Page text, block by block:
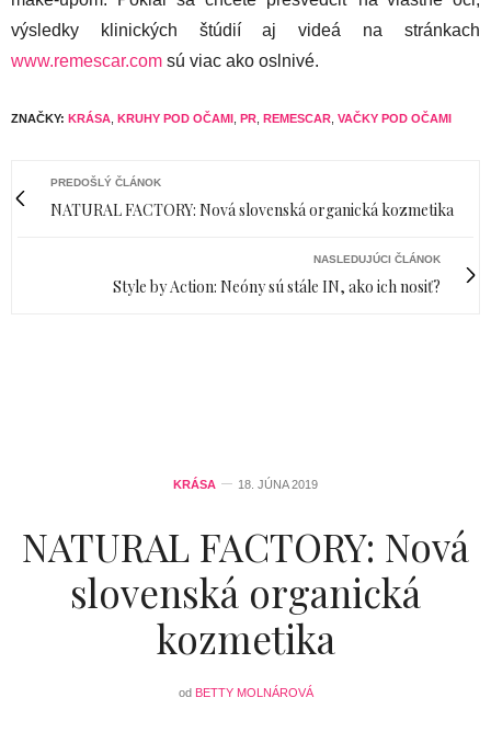
výsledky klinických štúdií aj videá na stránkach
www.remescar.com sú viac ako oslnivé.
ZNAČKY: KRÁSA KRUHY POD OČAMI PR REMESCAR VAČKY POD OČAMI
PREDOŠLÝ ČLÁNOK
NATURAL FACTORY: Nová slovenská organická kozmetika
NASLEDUJÚCI ČLÁNOK
Style by Action: Neóny sú stále IN, ako ich nosiť?
KRÁSA 18. JÚNA 2019
NATURAL FACTORY: Nová
slovenská organická
kozmetika
od BETTY MOLNÁROVÁ